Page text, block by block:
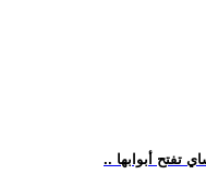
تفتح أبوابها